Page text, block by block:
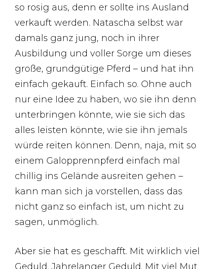
so rosig aus, denn er sollte ins Ausland
verkauft werden. Natascha selbst war
damals ganz jung, noch in ihrer
Ausbildung und voller Sorge um dieses
große, grundgütige Pferd – und hat ihn
einfach gekauft. Einfach so. Ohne auch
nur eine Idee zu haben, wo sie ihn denn
unterbringen könnte, wie sie sich das
alles leisten könnte, wie sie ihn jemals
würde reiten können. Denn, naja, mit so
einem Galopprennpferd einfach mal
chillig ins Gelände ausreiten gehen –
kann man sich ja vorstellen, dass das
nicht ganz so einfach ist, um nicht zu
sagen, unmöglich.
Aber sie hat es geschafft. Mit wirklich viel
Geduld. Jahrelanger Geduld. Mit viel Mut